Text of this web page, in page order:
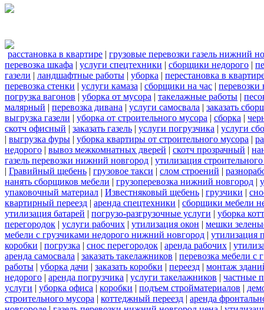
расстановка в квартире | грузовые перевозки газель нижний
перевозка шкафа | услуги спецтехники | сборщики недорого |
газели | ландшафтные работы | уборка | перестановка в
перевозка стенки | услуги камаза | сборщики на час | перевозки
погрузка вагонов | уборка от мусора | такелажные работы |
малярный | перевозка дивана | услуги самосвала | заказать
выгрузка газели | уборка от строительного мусора | сборка |
скотч офисный | заказать газель | услуги погрузчика | услуги
| выгрузка фуры | уборка квартиры от строительного мусора |
недорого | вывоз межкомнатных дверей | скотч прозрачный |
газель перевозки нижний новгород | утилизация
| Гравийный щебень | грузовое такси | слом строений |
нанять сборщиков мебели | грузоперевозка нижний новгород |
упаковочный материал | Известняковый щебень | грузчики |
квартирный переезд | аренда спецтехники | сборщики мебели
утилизация батарей | погрузо-разгрузочные услуги | уборка
перегородок | услуги рабочих | утилизация окон | мешки
мебели с грузчиками недорого нижний новгород | утилизация
коробки | погрузка | снос перегородок | аренда рабочих |
аренда самосвала | заказать такелажников | перевозка мебели с
работы | уборка дачи | заказать коробки | переезд | монтаж
недорого | аренда погрузчика | услуги такелажников | частные
услуги | уборка офиса | коробки | подъем стройматериалов |
строительного мусора | коттеджный переезд | аренда